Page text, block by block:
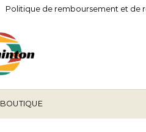
Politique de remboursement et de
BOUTIQUE